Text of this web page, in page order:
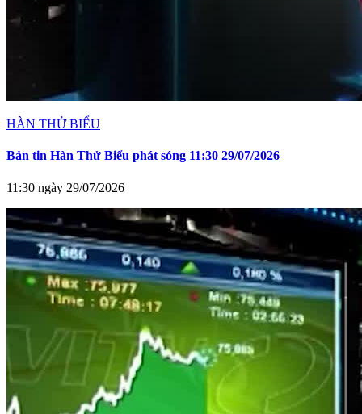
HÀN THỬ BIỂU
Bản tin Hàn Thử Biểu phát sóng 11:30 29/07/2026
11:30 ngày 29/07/2026